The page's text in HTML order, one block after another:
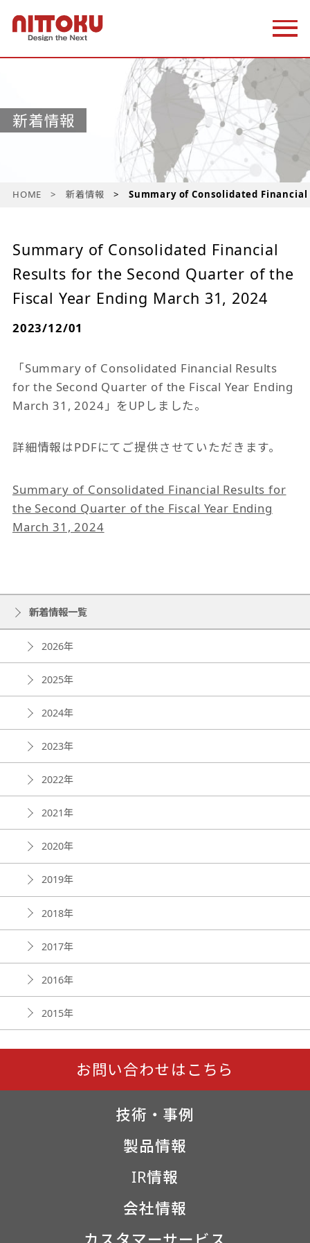
新着情報
HOME 新着情報 Summary of Consolidated
Summary of Consolidated Financial
Results for the Second Quarter of the
Fiscal Year Ending March 31, 2024
2023/12/01
「Summary of Consolidated Financial Results
for the Second Quarter of the Fiscal Year Ending
March 31, 2024」をUPしました。
詳細情報はPDFにてご提供させていただきます。
Summary of Consolidated Financial Results for
the Second Quarter of the Fiscal Year Ending
March 31, 2024
新着情報一覧
2026年
2025年
2024年
2023年
2022年
2021年
2020年
2019年
2018年
2017年
2016年
2015年
お問い合わせはこちら
技術・事例
製品情報
IR情報
会社情報